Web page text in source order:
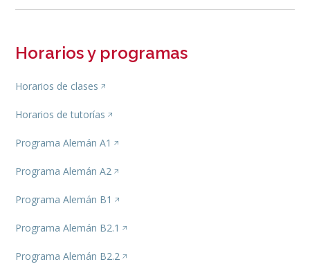
Horarios y programas
Horarios de clases
Horarios de tutorías
Programa Alemán A1
Programa Alemán A2
Programa Alemán B1
Programa Alemán B2.1
Programa Alemán B2.2